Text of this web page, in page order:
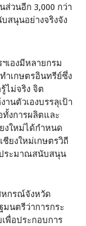
ส่วนอีก 3,000 กว่า
สนุนอย่างจริงจัง
เองมีหลายกรม
ำเกษตรอินทรีย์ซึ่ง
ไม่จริง จิต
นตัวเองบรรลุเป้า
งการผลิตและ
งใหม่ได้กำหนด
ชียงใหม่เกษตรวิถี
ระมาณสนับสนุน
หกรณ์จังหวัด
มนตรีว่าการกระ
พื่อประกอบการ